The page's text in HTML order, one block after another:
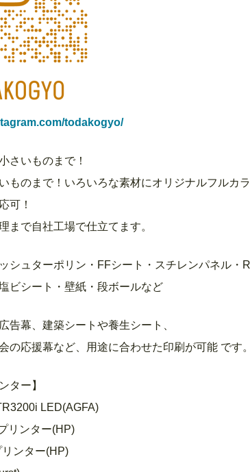
todakogyo/
さいものまで！
ものまで！いろいろな素材にオリジナルフルカ
可！
まで自社工場で仕立てます。
シュターポリン・FFシート・スチレンパネル・
ビシート・壁紙・段ボールなど
告幕、建築シートや養生シート、
の応援幕など、用途に合わせた印刷が可能 です。
ター】
LED(AGFA)
リンター(HP)
ンター(HP)